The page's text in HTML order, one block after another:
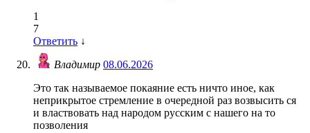
1
7
Ответить ↓
Владимир 08.06.2026
Это так называемое покаяние есть ничто иное, как
неприкрытое стремление в очередной раз возвысить ся
и властвовать над народом русским с нашего на то
позволения